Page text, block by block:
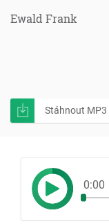
Ewald Frank
Stáhnout MP3
0:00